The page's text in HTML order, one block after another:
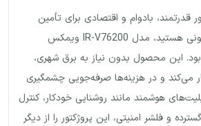
قدرتمند، بادوام و اقتصادی برای تأمین
روشنایی محیط‌های بیرونی هستید، مدل IR-V76200 ویمکس
این محصول بدون نیاز به برق شهری،
می‌کند و در هزینه‌ها صرفه‌جویی چشمگیری
هوشمند مانند روشنایی خودکار، کنترل
و فلشر امنیتی، این پروژکتور را از دیگر